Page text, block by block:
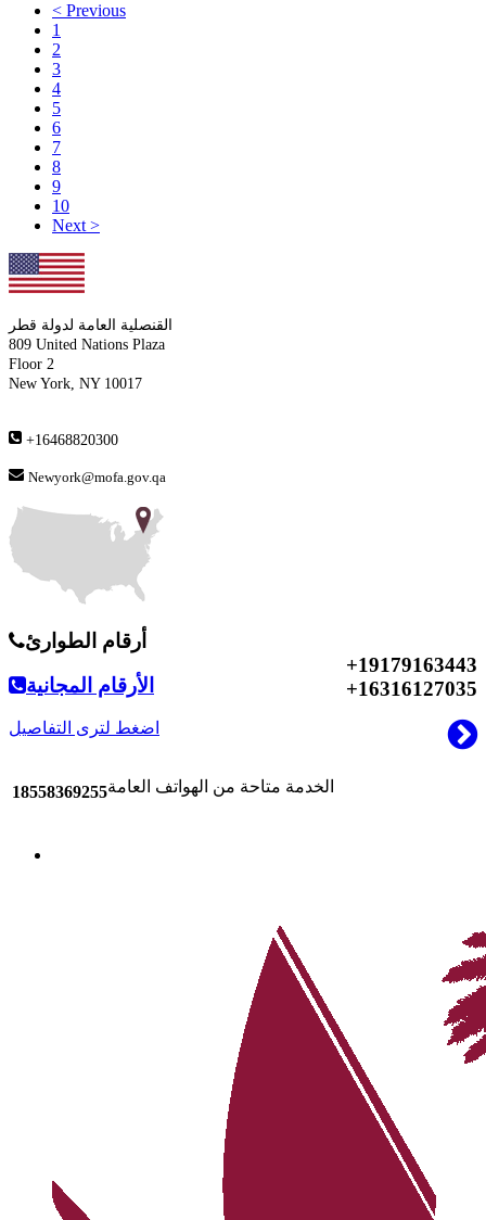
< Previous
1
2
3
4
5
6
7
8
9
10
Next >
القنصلية العامة لدولة قطر
809 United Nations Plaza
Floor 2
New York, NY 10017
+16468820300
Newyork@mofa.gov.qa
أرقام الطوارئ
+19179163443
+16316127035
الأرقام المجانية
اضغط لترى التفاصيل
18558369255الخدمة متاحة من الهواتف العامة